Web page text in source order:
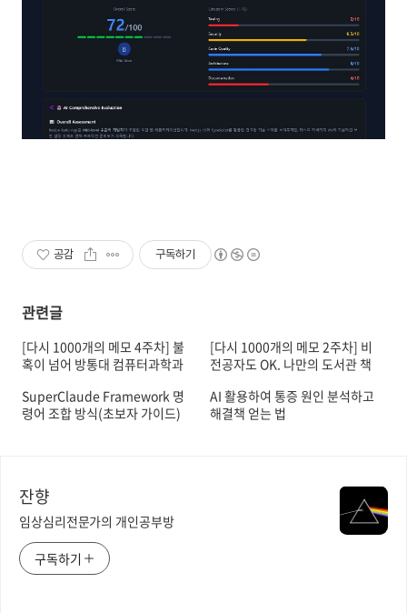
공감 구독하기
관련글
[다시 1000개의 메모 4주차] 불
혹이 넘어 방통대 컴퓨터과학과
[다시 1000개의 메모 2주차] 비
전공자도 OK. 나만의 도서관 책
SuperClaude Framework 명
령어 조합 방식(초보자 가이드)
AI 활용하여 통증 원인 분석하고
해결책 얻는 법
잔향
임상심리전문가의 개인공부방
구독하기